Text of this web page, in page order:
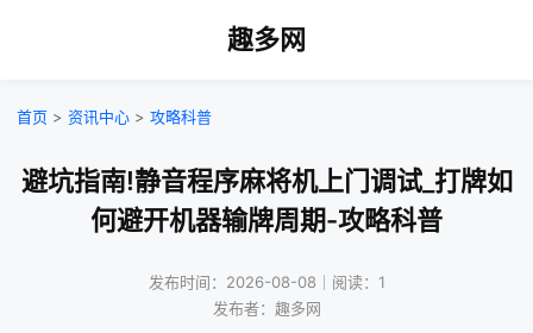
趣多网
首页 > 资讯中心 > 攻略科普
避坑指南!静音程序麻将机上门调试_打牌如
何避开机器输牌周期-攻略科普
发布时间：2026-08-08｜阅读：1
发布者：趣多网